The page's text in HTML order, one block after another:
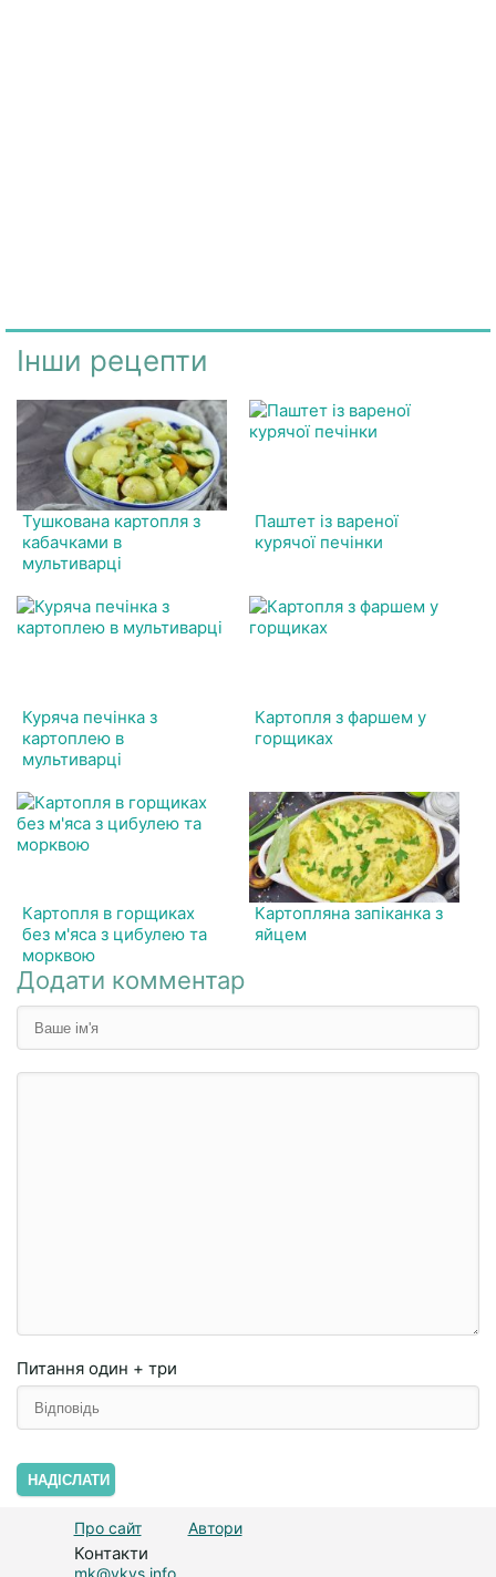
Інши рецепти
Тушкована картопля з
кабачками в
мультиварці
Паштет із вареної
курячої печінки
Куряча печінка з
картоплею в
мультиварці
Картопля з фаршем у
горщиках
Картопля в горщиках
без м'яса з цибулею та
морквою
Картопляна запіканка з
яйцем
Додати комментар
Питання один + три
НАДІСЛАТИ
Про сайт Автори
Контакти
mk@vkys.info